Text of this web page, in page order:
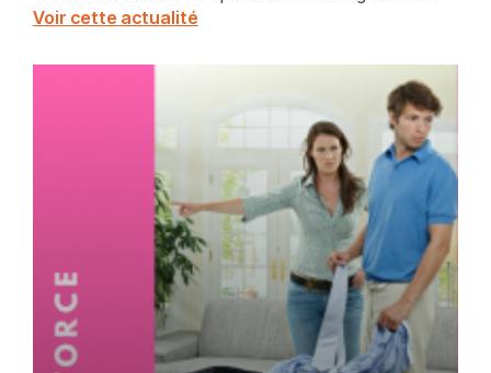
astreinte-cles-titres-de-propriete-cour-de-cassation-
Voir cette actualité